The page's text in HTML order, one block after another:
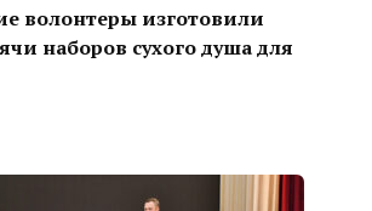
волонтеры изготовили
наборов сухого душа для